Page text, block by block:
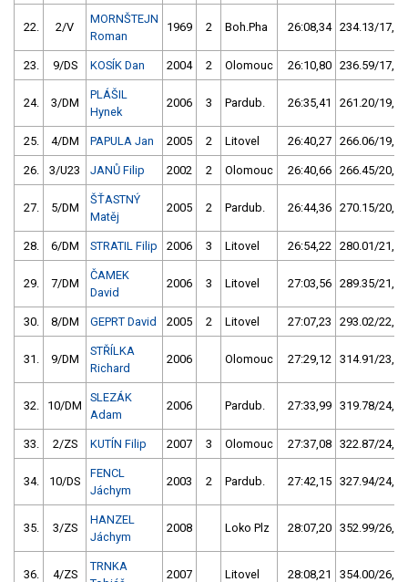
22. 2/V
MORNŠTEJN
Roman
1969 2 Boh.Pha 26:08,34 234.13/17,5
23. 9/DS KOSÍK Dan 2004 2 Olomouc 26:10,80 236.59/17,7
24. 3/DM
PLÁŠIL
Hynek
2006 3 Pardub. 26:35,41 261.20/19,6
25. 4/DM PAPULA Jan 2005 2 Litovel 26:40,27 266.06/19,9
26. 3/U23 JANŮ Filip 2002 2 Olomouc 26:40,66 266.45/20,0
27. 5/DM
ŠŤASTNÝ
Matěj
2005 2 Pardub. 26:44,36 270.15/20,2
28. 6/DM STRATIL Filip 2006 3 Litovel 26:54,22 280.01/21,0
29. 7/DM
ČAMEK
David
2006 3 Litovel 27:03,56 289.35/21,7
30. 8/DM GEPRT David 2005 2 Litovel 27:07,23 293.02/22,0
31. 9/DM
STŘÍLKA
Richard
2006 Olomouc 27:29,12 314.91/23,6
32. 10/DM
SLEZÁK
Adam
2006 Pardub. 27:33,99 319.78/24,0
33. 2/ZS KUTÍN Filip 2007 3 Olomouc 27:37,08 322.87/24,2
34. 10/DS
FENCL
Jáchym
2003 2 Pardub. 27:42,15 327.94/24,6
35. 3/ZS
HANZEL
Jáchym
2008 Loko Plz 28:07,20 352.99/26,5
36. 4/ZS
TRNKA
2007 Litovel 28:08,21 354.00/26,5